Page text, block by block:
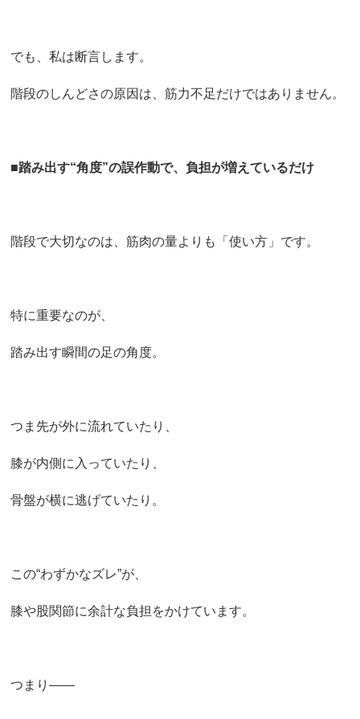
でも、私は断言します。
階段のしんどさの原因は、筋力不足だけではありません。
■踏み出す“角度”の誤作動で、負担が増えているだけ
階段で大切なのは、筋肉の量よりも「使い方」です。
特に重要なのが、
踏み出す瞬間の足の角度。
つま先が外に流れていたり、
膝が内側に入っていたり、
骨盤が横に逃げていたり。
この“わずかなズレ”が、
膝や股関節に余計な負担をかけています。
つまり――